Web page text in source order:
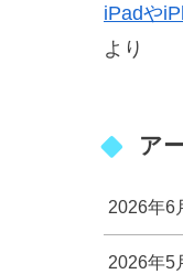
iPadや
より
ア
2026年6
2026年5